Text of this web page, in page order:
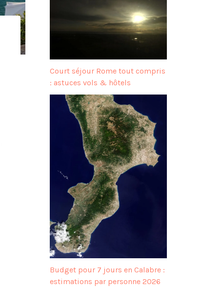
Court séjour Rome tout compris
: astuces vols & hôtels
Budget pour 7 jours en Calabre :
estimations par personne 2026